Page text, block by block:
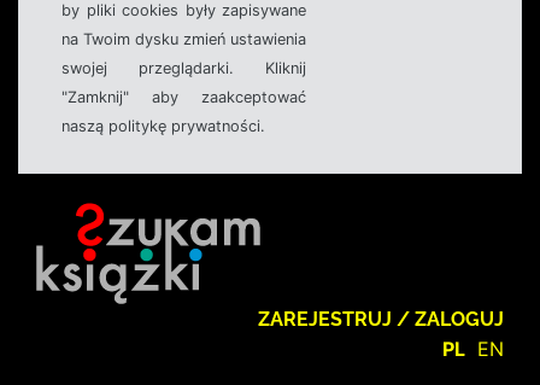
by pliki cookies były zapisywane
na Twoim dysku zmień ustawienia
swojej przeglądarki. Kliknij
"Zamknij" aby zaakceptować
naszą politykę prywatności.
ZAREJESTRUJ / ZALOGUJ
PL EN